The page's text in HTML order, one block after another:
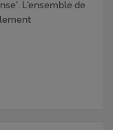
L’ensemble de